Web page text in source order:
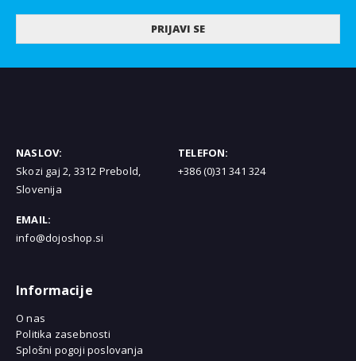
PRIJAVI SE
NASLOV:
Skozi gaj 2, 3312 Prebold,
Slovenija
TELEFON:
+386 (0)31 341 324
EMAIL:
info@dojoshop.si
Informacije
O nas
Politika zasebnosti
Splošni pogoji poslovanja